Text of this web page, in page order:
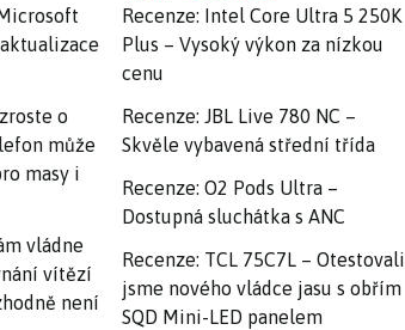
o
může
masy i
vládne
vítězí
není
Recenze: Intel Core Ultra 5 250K
Plus – Vysoký výkon za nízkou
cenu
Recenze: JBL Live 780 NC –
Skvěle vybavená střední třída
Recenze: O2 Pods Ultra –
Dostupná sluchátka s ANC
Recenze: TCL 75C7L – Otestovali
jsme nového vládce jasu s obřím
SQD Mini-LED panelem